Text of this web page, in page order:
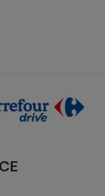
à expressos